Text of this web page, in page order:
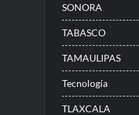
SONORA
TABASCO
TAMAULIPAS
Tecnología
TLAXCALA